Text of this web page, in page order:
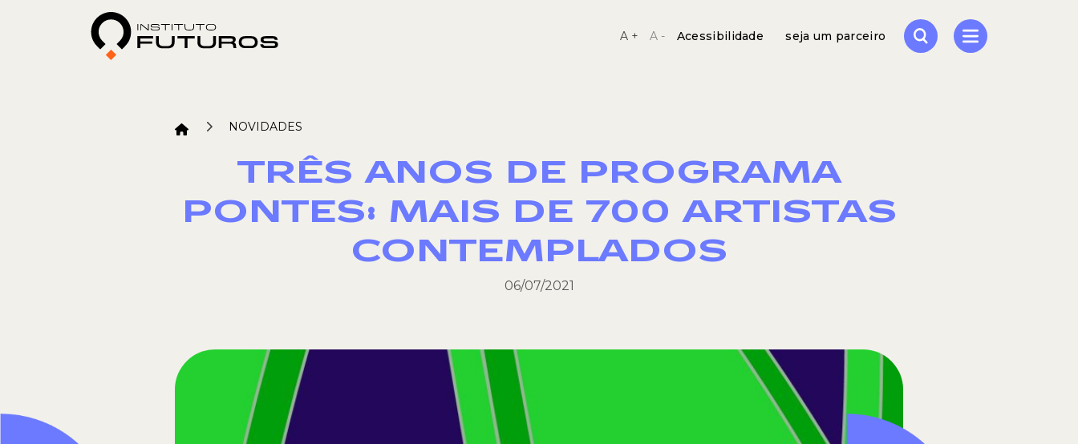
A + A - Acessibilidade seja um parceiro
NOVIDADES
TRÊS ANOS DE PROGRAMA
PONTES: MAIS DE 700 ARTISTAS
CONTEMPLADOS
06/07/2021